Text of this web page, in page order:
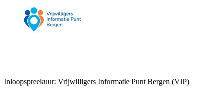
Inloopspreekuur: Vrijwilligers Informatie Punt Bergen (VIP)